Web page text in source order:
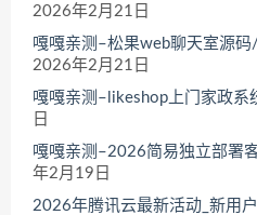
2026年2月21日
嘎嘎亲测–松果web聊天室源
2026年2月21日
嘎嘎亲测–likeshop上门家政系
日
嘎嘎亲测–2026简易独立部署
年2月19日
2026年腾讯云最新活动_新用